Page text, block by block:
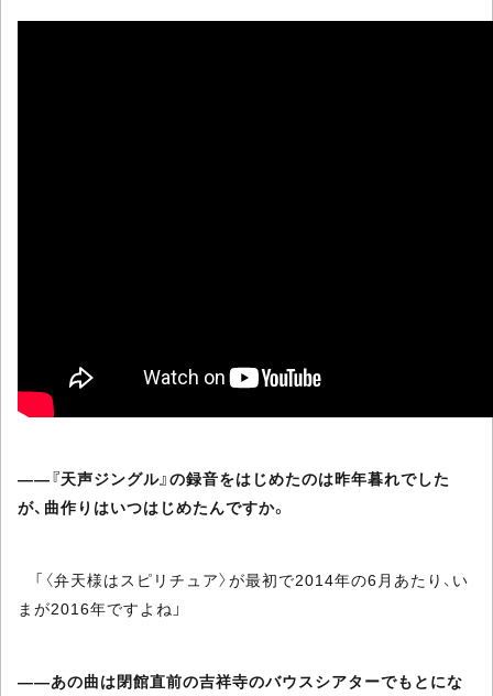
――『天声ジングル』の録音をはじめたのは昨年暮れでした
が、曲作りはいつはじめたんですか。
「〈弁天様はスピリチュア〉が最初で2014年の6月あたり、い
まが2016年ですよね」
――あの曲は閉館直前の吉祥寺のバウスシアターでもとにな